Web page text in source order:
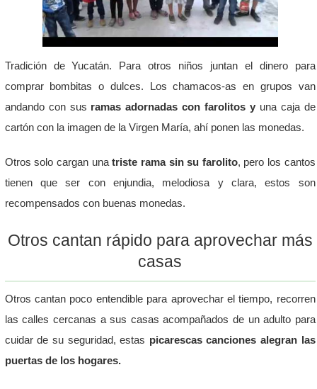
Tradición de Yucatán. Para otros niños juntan el dinero para
comprar bombitas o dulces. Los chamacos-as en grupos van
andando con sus ramas adornadas con farolitos y una caja de
cartón con la imagen de la Virgen María, ahí ponen las monedas.
Otros solo cargan unatriste rama sin su farolito, pero los cantos
tienen que ser con enjundia, melodiosa y clara, estos son
recompensados con buenas monedas.
Otros cantan rápido para aprovechar más
casas
Otros cantan poco entendible para aprovechar el tiempo, recorren
las calles cercanas a sus casas acompañados de un adulto para
cuidar de su seguridad, estas picarescas canciones alegran las
puertas de los hogares.